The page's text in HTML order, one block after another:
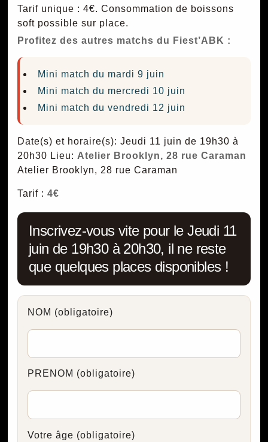
Tarif unique : 4€. Consommation de boissons
soft possible sur place.
Profitez des autres matchs du Fiest’ABK :
Mini match du mardi 9 juin
Mini match du mercredi 10 juin
Mini match du vendredi 12 juin
Date(s) et horaire(s): Jeudi 11 juin de 19h30 à
20h30 Lieu: Atelier Brooklyn, 28 rue Caraman
Atelier Brooklyn, 28 rue Caraman
Tarif : 4€
Inscrivez-vous vite pour le Jeudi 11
juin de 19h30 à 20h30, il ne reste
que quelques places disponibles !
NOM (obligatoire)
PRENOM (obligatoire)
Votre âge (obligatoire)